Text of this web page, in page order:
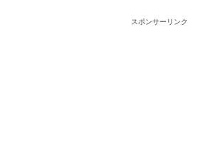
スポンサーリンク